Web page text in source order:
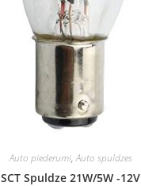
Auto piederumi,Auto spuldzes
SCT Spuldze 21W/5W -12V